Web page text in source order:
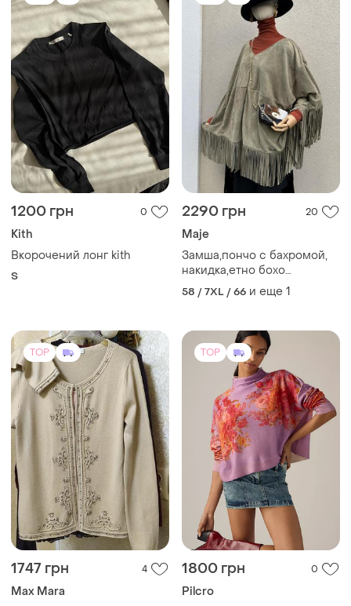
1200 грн 0
Kith
Вкорочений лонг kith
S
2290 грн 20
Maje
Замша,пончо с бахромой,
накидка,етно бохо
стиль,maje , премиум
бренд,mage,
58 / 7XL / 66 и еще 1
TOP
1747 грн 4
Max Mara
TOP
1800 грн 0
Pilcro